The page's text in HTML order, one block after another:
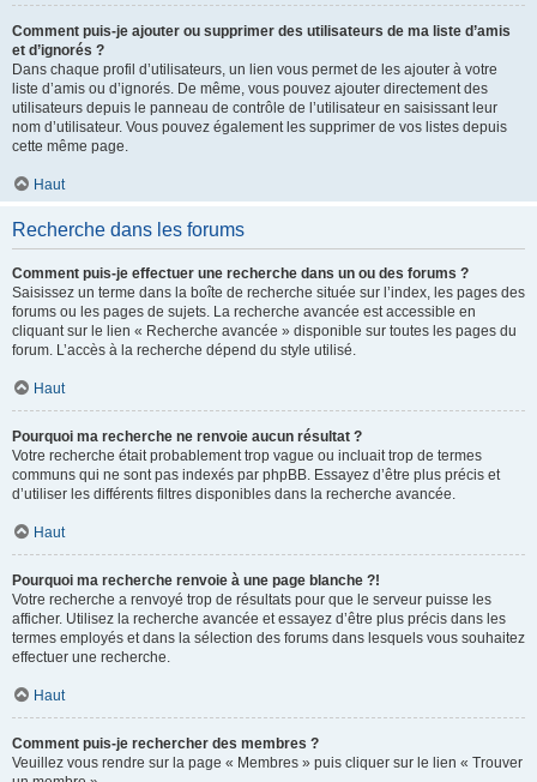
Comment puis-je ajouter ou supprimer des utilisateurs de ma liste d’amis
et d’ignorés ?
Dans chaque profil d’utilisateurs, un lien vous permet de les ajouter à votre
liste d’amis ou d’ignorés. De même, vous pouvez ajouter directement des
utilisateurs depuis le panneau de contrôle de l’utilisateur en saisissant leur
nom d’utilisateur. Vous pouvez également les supprimer de vos listes depuis
cette même page.
Haut
Recherche dans les forums
Comment puis-je effectuer une recherche dans un ou des forums ?
Saisissez un terme dans la boîte de recherche située sur l’index, les pages des
forums ou les pages de sujets. La recherche avancée est accessible en
cliquant sur le lien « Recherche avancée » disponible sur toutes les pages du
forum. L’accès à la recherche dépend du style utilisé.
Haut
Pourquoi ma recherche ne renvoie aucun résultat ?
Votre recherche était probablement trop vague ou incluait trop de termes
communs qui ne sont pas indexés par phpBB. Essayez d’être plus précis et
d’utiliser les différents filtres disponibles dans la recherche avancée.
Haut
Pourquoi ma recherche renvoie à une page blanche ?!
Votre recherche a renvoyé trop de résultats pour que le serveur puisse les
afficher. Utilisez la recherche avancée et essayez d’être plus précis dans les
termes employés et dans la sélection des forums dans lesquels vous souhaitez
effectuer une recherche.
Haut
Comment puis-je rechercher des membres ?
Veuillez vous rendre sur la page « Membres » puis cliquer sur le lien « Trouver